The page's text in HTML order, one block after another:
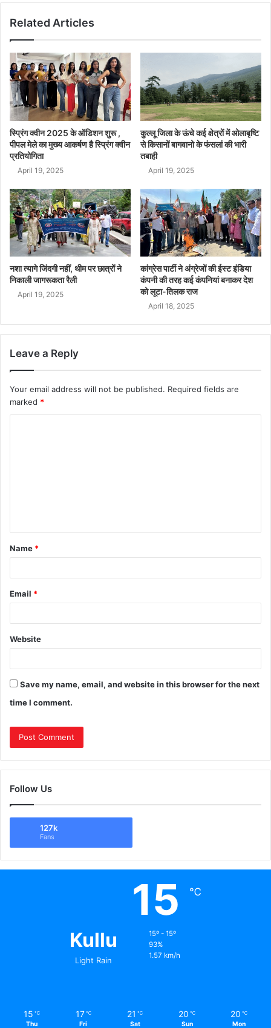
Related Articles
स्प्रिंग क्वीन 2025 के ऑडिशन शुरू ,
पीपल मेले का मुख्य आकर्षण है स्प्रिंग क्वीन
प्रतियोगिता
April 19, 2025
कुल्लू जिला के ऊंचे कई क्षेत्रों में ओलाबृष्टि
से किसानों बागवानो के फंसलां की भारी
तबाही
April 19, 2025
नशा त्यागे जिंदगी नहीं, थीम पर छात्रों ने
निकाली जागरूकता रैली
April 19, 2025
कांग्रेस पार्टी ने अंग्रेजों की ईस्ट इंडिया
कंपनी की तरह कई कंपनियां बनाकर देश
को लूटा-तिलक राज
April 18, 2025
Leave a Reply
Your email address will not be published. Required fields are
marked *
Name *
Email *
Website
Save my name, email, and website in this browser for the next
time I comment.
Follow Us
127k
Fans
Kullu
Light Rain
15 ℃
15º - 15º
93%
1.57 km/h
15 ℃
Thu
17 ℃
Fri
21 ℃
Sat
20 ℃
Sun
20 ℃
Mon